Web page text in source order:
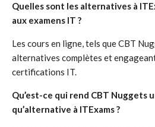
Quelles sont les alternatives à
aux examens IT ?
Les cours en ligne, tels que CBT
alternatives complètes et
certifications IT.
Qu’est-ce qui rend CBT Nuggets
qu’alternative à ITExams ?